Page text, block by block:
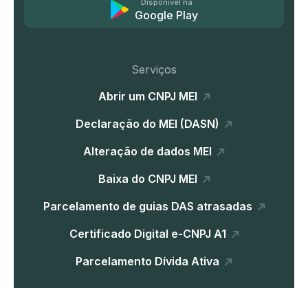
Disponível na
Google Play
Serviços
Abrir um CNPJ MEI
Declaração do MEI (DASN)
Alteração de dados MEI
Baixa do CNPJ MEI
Parcelamento de guias DAS atrasadas
Certificado Digital e-CNPJ A1
Parcelamento Dívida Ativa